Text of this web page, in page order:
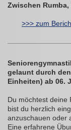
Zwischen
>>> zum
gelaunt durch
Einheiten) ab 06.
Du möchtest deine
bist du herzlich
anzuschauen oder
Eine erfahrene